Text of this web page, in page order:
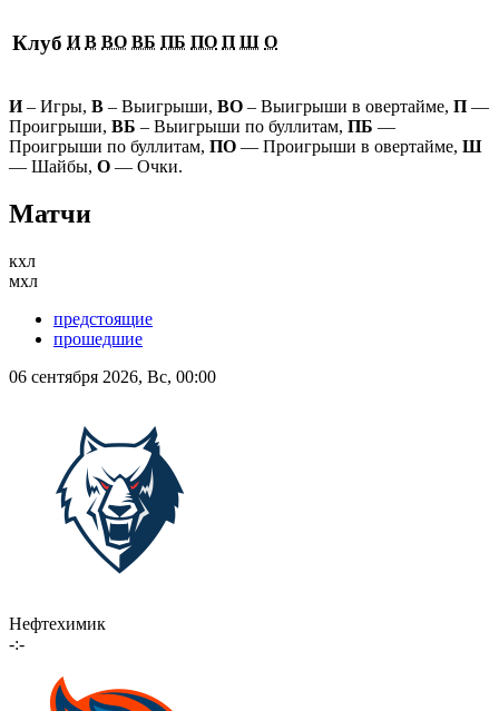
Клуб И В ВО ВБ ПБ ПО П Ш О
И– Игры, В – Выигрыши, ВО – Выигрыши в овертайме, П —
Проигрыши, ВБ – Выигрыши по буллитам, ПБ —
Проигрыши по буллитам, ПО — Проигрыши в овертайме, Ш
— Шайбы, О — Очки.
Матчи
кхл
мхл
предстоящие
прошедшие
06 сентября 2026, Вс, 00:00
Нефтехимик
-:-